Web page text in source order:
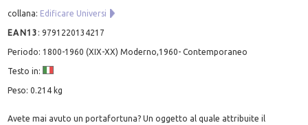
collana: Edificare Universi
EAN13 :9791220134217
Periodo: 1800-1960 (XIX-XX) Moderno,1960- Contemporaneo
Testo in:
Peso: 0.214 kg
Avete mai avuto un portafortuna? Un oggetto al quale attribuite il